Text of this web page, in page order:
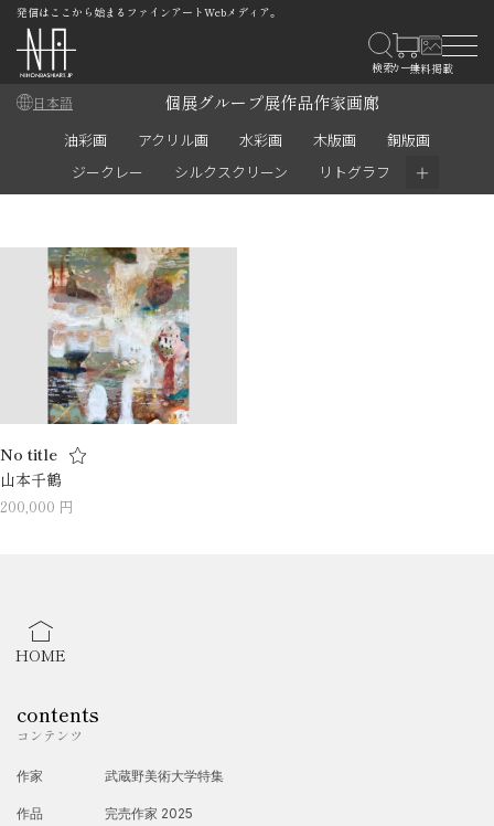
発信はここから始まるファインアートWebメディア。
日本語 個展グループ展作品作家画廊
油彩画 アクリル画 水彩画 木版画
銅版画
ジークレー
シルクスクリーン リトグラフ ＋
No title
山本千鶴
200,000 円
HOME
contents
コンテンツ
作家
作品
武蔵野美術大学特集
完売作家 2025